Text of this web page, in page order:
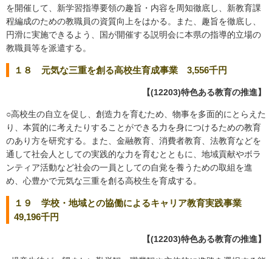
を開催して、新学習指導要領の趣旨・内容を周知徹底し、新教育課
程編成のための教職員の資質向上をはかる。また、趣旨を徹底し、
円滑に実施できるよう、国が開催する説明会に本県の指導的立場の
教職員等を派遣する。
１８ 元気な三重を創る高校生育成事業 3,556千円
【(12203)特色ある教育の推進】
○高校生の自立を促し、創造力を育むため、物事を多面的にとらえた
り、本質的に考えたりすることができる力を身につけるための教育
のあり方を研究する。また、金融教育、消費者教育、法教育などを
通して社会人としての実践的な力を育むとともに、地域貢献やボラ
ンティア活動など社会の一員としての自覚を養うための取組を進
め、心豊かで元気な三重を創る高校生を育成する。
１９ 学校・地域との協働によるキャリア教育実践事業
49,196千円
【(12203)特色ある教育の推進】